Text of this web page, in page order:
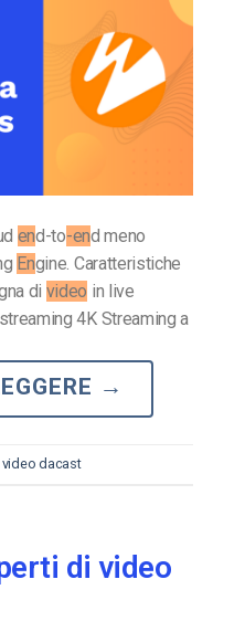
end-to-end meno
Engine. Caratteristiche
di video in live
4K Streaming a
→
dacast
di video